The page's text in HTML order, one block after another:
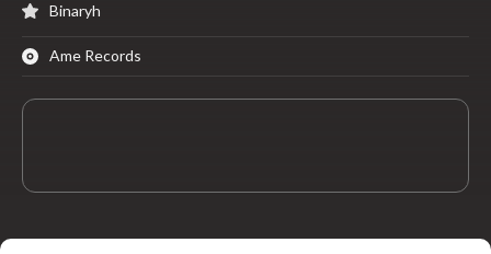
Binaryh
Ame Records